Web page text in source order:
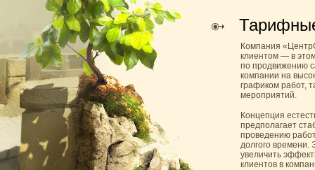
Компания
клиентом — в
по продвижению
компании на
графиком работ,
мероприятий.
Концепция
предполагает
проведению
долгого времени.
увеличить
клиентов в